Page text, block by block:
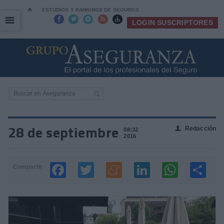
⌂ ESTUDIOS Y RANKINGS DE SEGUROS
     LOGIN SUSCRIPTORES
☰
☰
28 de septiembre
08:32
2016
👤 Redacción